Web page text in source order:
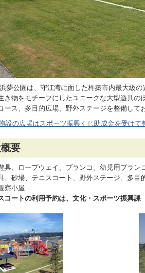
夢公園は、守江湾に面した杵築市内最大級
き物をモチーフにしたユニークな大型遊具
ース、多目的広場、野外ステージを整備して
設の広場はスポーツ振興くじ助成金を受けて
要
具、ロープウェイ、ブランコ、幼児用ブラ
、砂場、テニスコート、野外ステージ、多
察小屋
コートの利用予約は、文化・スポーツ振興課